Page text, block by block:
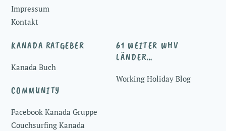
Impressum
Kontakt
KANADA RATGEBER
Kanada Buch
COMMUNITY
Facebook Kanada Gruppe
Couchsurfing Kanada
61 WEITER WHV
LÄNDER…
Working Holiday Blog